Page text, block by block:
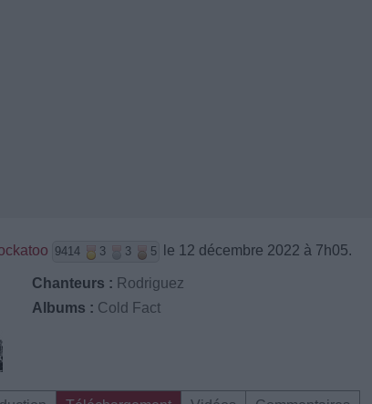
9414 3 3 5 le 12 décembre 2022 à 7h05.
Chanteurs : Rodriguez
Albums : Cold Fact